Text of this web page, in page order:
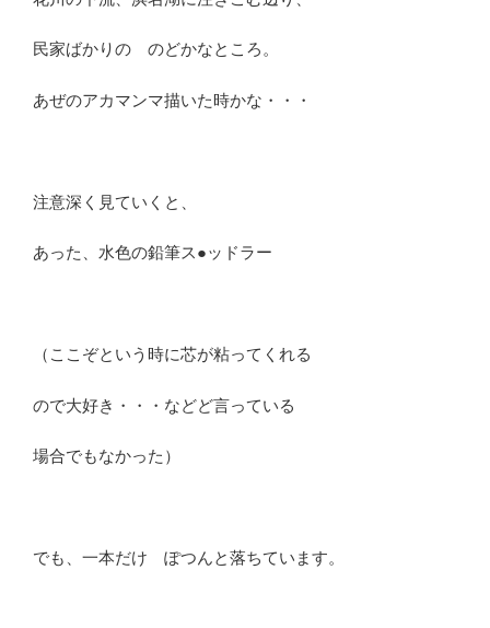
民家ばかりの のどかなところ。
あぜのアカマンマ描いた時かな・・・
注意深く見ていくと、
あった、水色の鉛筆ス●ッドラー
（ここぞという時に芯が粘ってくれる
ので大好き・・・などど言っている
場合でもなかった）
でも、一本だけ ぽつんと落ちています。